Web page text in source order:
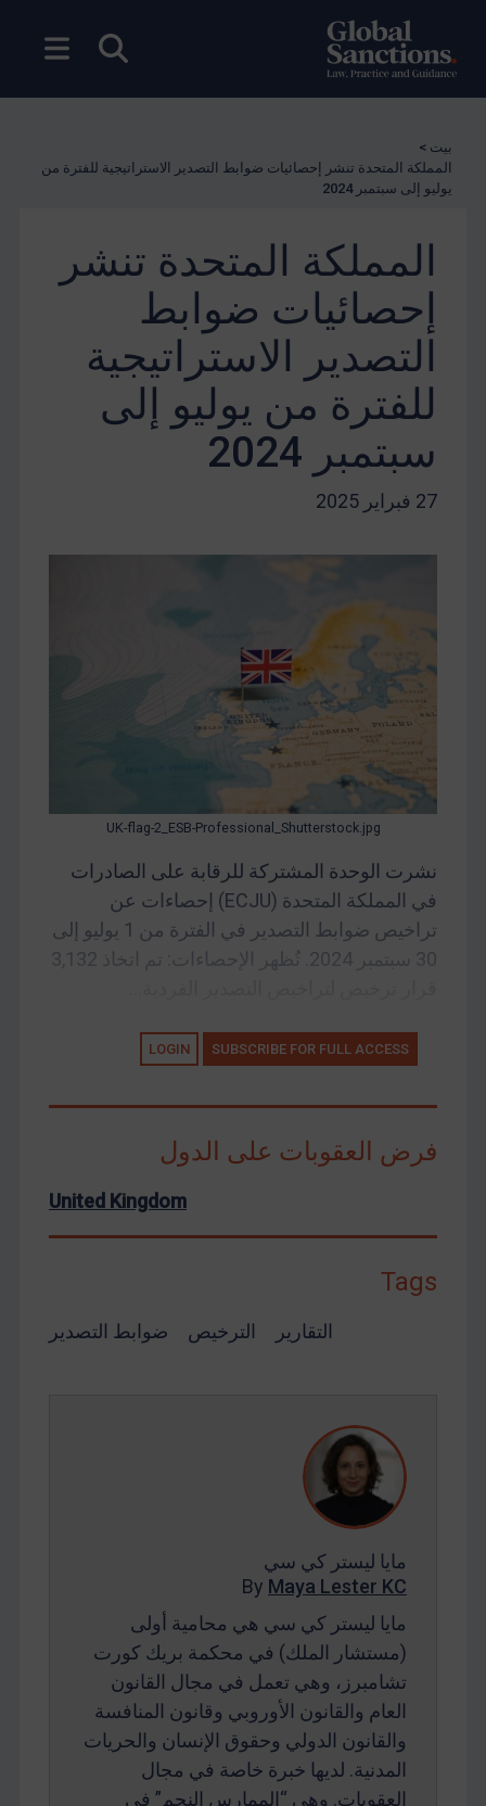
بحث فتح
بيت >
المملكة المتحدة تنشر إحصائيات ضوابط التصدير الاستراتيجية للفترة من
يوليو إلى سبتمبر 2024
المملكة المتحدة تنشر
إحصائيات ضوابط
التصدير الاستراتيجية
للفترة من يوليو إلى
سبتمبر 2024
27 فبراير 2025
UK-flag-2_ESB-Professional_Shutterstock.jpg
نشرت الوحدة المشتركة للرقابة على الصادرات
في المملكة المتحدة (ECJU) إحصاءات عن
تراخيص ضوابط التصدير في الفترة من 1 يوليو إلى
30 سبتمبر 2024. تُظهر الإحصاءات: تم اتخاذ 3,132
SUBSCRIBE FOR FULL ACCESS
LOGIN
فرض العقوبات على الدول
United Kingdom
Tags
ضوابط التصدير الترخيص التقارير
مايا ليستر كي سي
By Maya Lester KC
مايا ليستر كي سي هي محامية أولى
(مستشار الملك) في محكمة بريك كورت
تشامبرز، وهي تعمل في مجال القانون
العام والقانون الأوروبي وقانون المنافسة
والقانون الدولي وحقوق الإنسان والحريات
المدنية. لديها خبرة خاصة في مجال
العقوبات. وهي “الممارس النجم” في